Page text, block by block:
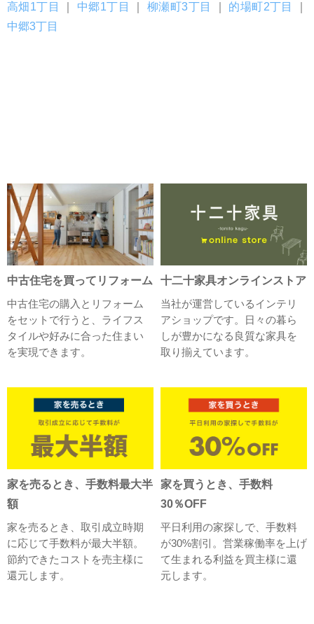
高畑1丁目 中郷1丁目 柳瀬町3丁目 的場町2丁目
中郷3丁目
中古住宅を買ってリフォーム
中古住宅の購入とリフォーム
をセットで行うと、ライフス
タイルや好みに合った住まい
を実現できます。
十二十家具オンラインストア
当社が運営しているインテリ
アショップです。日々の暮ら
しが豊かになる良質な家具を
取り揃えています。
家を売るとき、手数料最大半
額
家を売るとき、取引成立時期
に応じて手数料が最大半額。
節約できたコストを売主様に
還元します。
家を買うとき、手数料
30％OFF
平日利用の家探しで、手数料
が30%割引。営業稼働率を上げ
て生まれる利益を買主様に還
元します。